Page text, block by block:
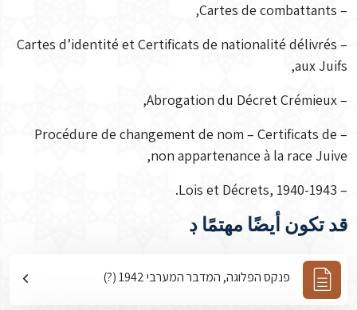
– Cartes de combattants,
– Cartes d’identité et Certificats de nationalité délivrés
aux Juifs,
– Abrogation du Décret Crémieux,
– Procédure de changement de nom – Certificats de
non appartenance à la race Juive,
– Lois et Décrets, 1940-1943.
قد تكون أيضًا مهتمًا ڊ
פנקס הפלוגה, המדבר המערבי 1942 (?)